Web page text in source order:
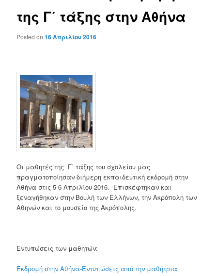
της Γ΄ τάξης στην Αθήνα
Posted on16 Απριλίου 2016
Οι μαθητές της Γ΄ τάξης του σχολείου μας
πραγματοποίησαν διήμερη εκπαιδευτική εκδρομή στην
Αθήνα στις 5-6 Απριλίου 2016. Επισκέφτηκαν και
ξεναγήθηκαν στην Βουλή των Ελλήνων, την Ακρόπολη των
Αθηνών και το μουσείο της Ακρόπολης.
Εντυπώσεις των μαθητών:
Εκδρομή στην Αθήνα-Εντυπώσεις από την μαθήτρια